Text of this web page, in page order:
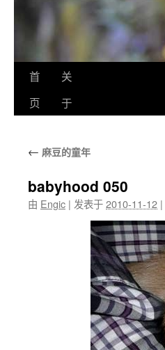
首
页
关
于
← 麻豆的童年
babyhood 050
由 Engic | 发表于2010-11-12 |